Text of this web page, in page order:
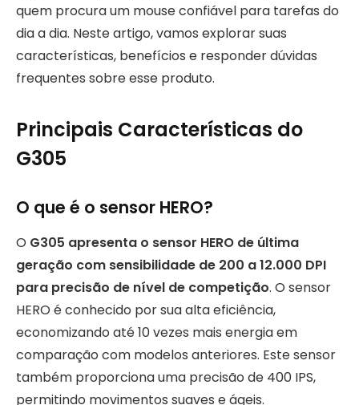
quem procura um mouse confiável para tarefas do
dia a dia. Neste artigo, vamos explorar suas
características, benefícios e responder dúvidas
frequentes sobre esse produto.
Principais Características do
G305
O que é o sensor HERO?
O G305 apresenta o sensor HERO de última
geração com sensibilidade de 200 a 12.000 DPI
para precisão de nível de competição. O sensor
HERO é conhecido por sua alta eficiência,
economizando até 10 vezes mais energia em
comparação com modelos anteriores. Este sensor
também proporciona uma precisão de 400 IPS,
permitindo movimentos suaves e ágeis.